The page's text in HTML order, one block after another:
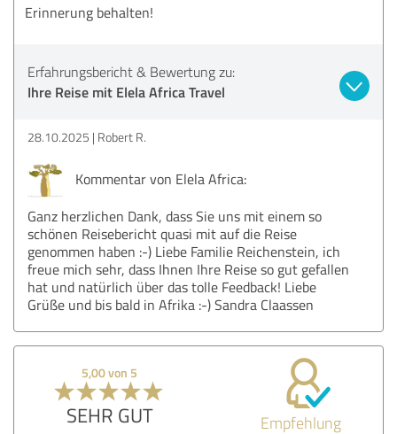
Erinnerung behalten!
Erfahrungsbericht & Bewertung zu:
Ihre Reise mit Elela Africa Travel
28.10.2025 Robert R.
Kommentar von Elela Africa:
Ganz herzlichen Dank, dass Sie uns mit einem so
schönen Reisebericht quasi mit auf die Reise
genommen haben :-) Liebe Familie Reichenstein, ich
freue mich sehr, dass Ihnen Ihre Reise so gut gefallen
hat und natürlich über das tolle Feedback! Liebe
Grüße und bis bald in Afrika :-) Sandra Claassen
5,00 von 5
SEHR GUT Empfehlung